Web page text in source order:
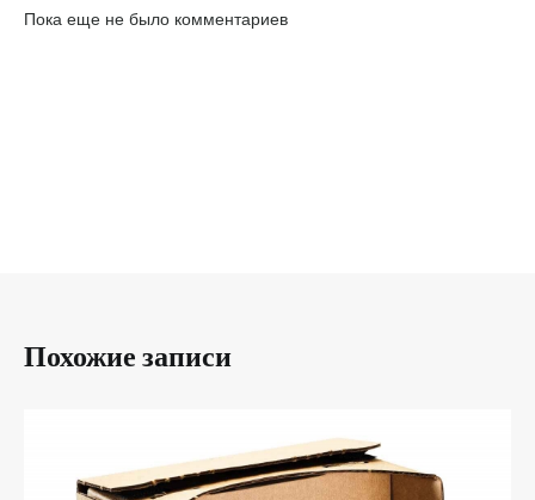
Пока еще не было комментариев
Похожие записи